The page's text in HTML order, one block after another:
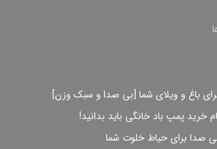
باغ و ویلای شما [بی صدا و سبک وزن]
خرید پمپ باد خانگی باید بدانید!
صدا برای حیاط خلوت شما